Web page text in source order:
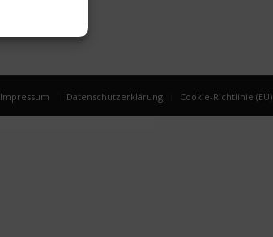
Impressum Datenschutzerklärung Cookie-Richtlinie (EU)